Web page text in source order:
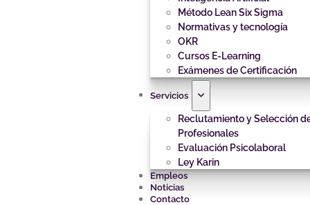
Método Lean Six Sigma
Normativas y tecnología
OKR
Cursos E-Learning
Exámenes de Certificación
Servicios
Reclutamiento y Selección
Profesionales
Evaluación Psicolaboral
Ley Karin
Empleos
Noticias
Contacto